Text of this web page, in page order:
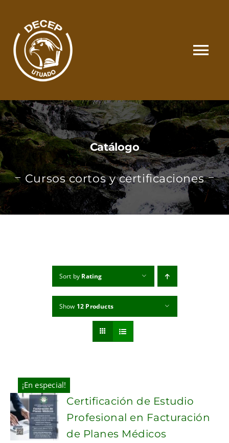
content
SOMOS
CATÁLOGO
MATRÍCULA Y PAGOS
CONTACTO
Catálogo
Cursos cortos y certificaciones
Sort by Rating
Show 12 Products
¡En especial!
ADD TO
CART
Certificación de Estudio
Profesional en Facturación
de Planes Médicos